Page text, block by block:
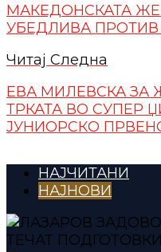
МАКЕДОНСКАТА
УБЕДЛИВА
Читај Следна
ЕВА МИЛЕВСКА ЗА
ТРКАТА ВО СУПЕР
ЈУНИОРСКО
НАЈЧИТАНИ
НАЈНОВИ